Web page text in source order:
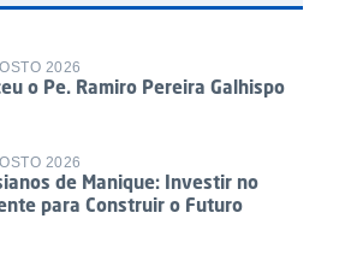
2026
o Pe. Ramiro Pereira Galhispo
2026
de Manique: Investir no
para Construir o Futuro